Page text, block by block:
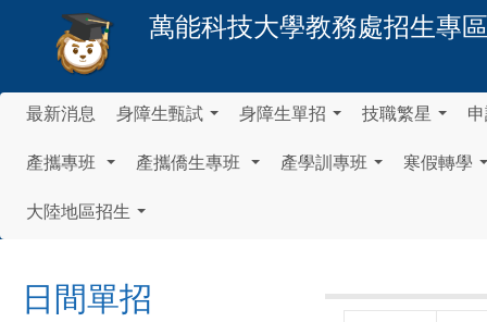
萬能科技大學教務處招生專
最新消息 身障生甄試 身障生單招 技職繁星
產攜專班 產攜僑生專班 產學訓專班 寒假轉學
大陸地區招生
日間單招